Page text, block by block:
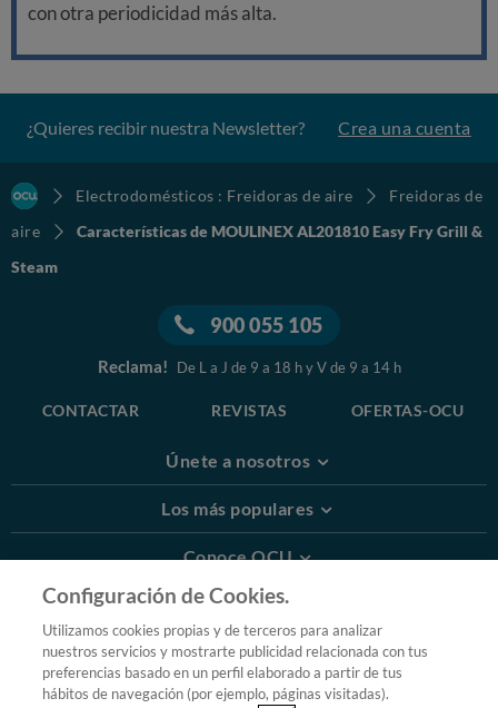
con otra periodicidad más alta.
¿Quieres recibir nuestra Newsletter? Crea una cuenta
Electrodomésticos : Freidoras de aire
Freidoras de
aire
Características de MOULINEX AL201810 Easy Fry Grill &
Steam
900 055 105
Reclama! De L a J de 9 a 18 h y V de 9 a 14 h
CONTACTAR REVISTAS OFERTAS-OCU
Únete a nosotros
Los más populares
Conoce OCU
Más Información
© 2026 OCU
Condiciones generales de contratación de OCU
Configuración de Cookies.
Utilizamos cookies propias y de terceros para analizar
nuestros servicios y mostrarte publicidad relacionada con tus
preferencias basado en un perfil elaborado a partir de tus
hábitos de navegación (por ejemplo, páginas visitadas).